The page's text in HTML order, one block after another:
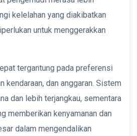
kelelahan yang diakibatkan
untuk menggerakkan
tergantung pada preferensi
kendaraan, dan anggaran. Sistem
dan lebih terjangkau, sementara
memberikan kenyamanan dan
dalam mengendalikan